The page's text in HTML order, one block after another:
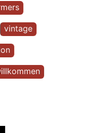
vintage